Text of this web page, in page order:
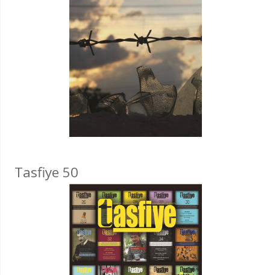
Tasfiye 50